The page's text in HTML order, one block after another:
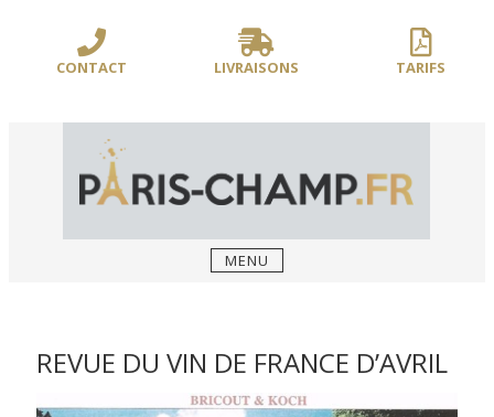
contenuCONTACT LIVRAISONS TARIFS
BOUSSOLE **/
MENU
REVUE DU VIN DE FRANCE D’AVRIL